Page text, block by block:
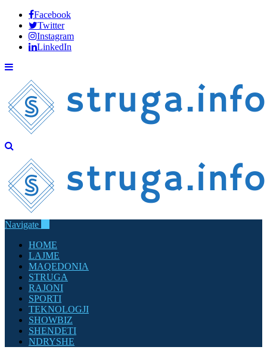
Facebook
Twitter
Instagram
LinkedIn
Navigate
HOME
LAJME
MAQEDONIA
STRUGA
RAJONI
SPORTI
TEKNOLOGJI
SHOWBIZ
SHENDETI
NDRYSHE